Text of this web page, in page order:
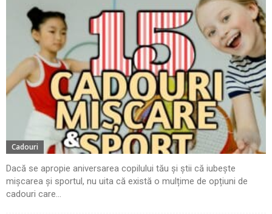
Cadouri
Dacă se apropie aniversarea copilului tău și știi că iubește
mișcarea și sportul, nu uita că există o mulțime de opțiuni de
cadouri care...